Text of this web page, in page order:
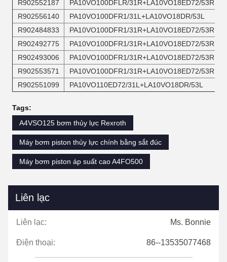
R902552187
PA10VO100DFLR/31R+LA10VO18ED72/53R
R902556140
PA10VO100DFR1/31L+LA10VO18DR/53L
R902484833
PA10VO100DFR1/31R+LA10VO18ED72/53R
R902492775
PA10VO100DFR1/31R+LA10VO18ED72/53R
R902493006
PA10VO100DFR1/31R+LA10VO18ED72/53R
R902553571
PA10VO100DFR1/31R+LA10VO18ED72/53R
R902551099
PA10VO110ED72/31L+LA10VO18DR/53L
Tags:
A4VSO125 bơm thủy lực Rexroth
Máy bơm piston thủy lực chính bằng sắt đúc
Máy bơm piston áp suất cao A4FO500
Liên lạc
Liên lạc: Ms. Bonnie
Điện thoại: 86--13535077468